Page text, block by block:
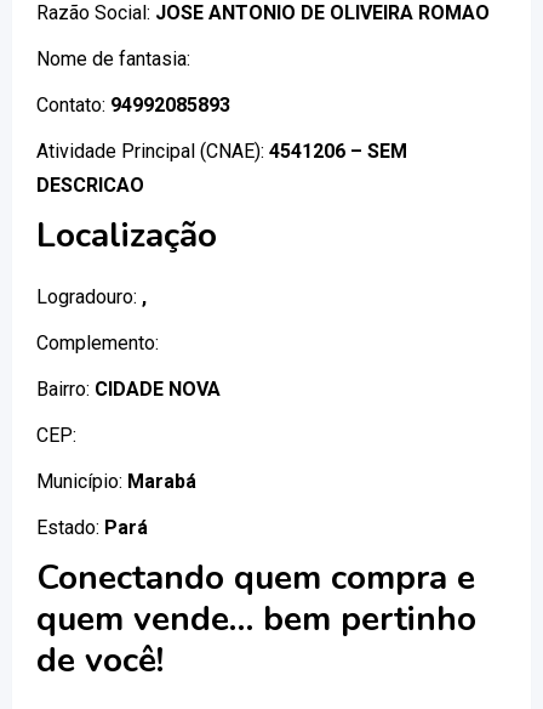
Razão Social: JOSE ANTONIO DE OLIVEIRA ROMAO
Nome de fantasia:
Contato: 94992085893
Atividade Principal (CNAE): 4541206 – SEM
DESCRICAO
Localização
Logradouro: ,
Complemento:
Bairro: CIDADE NOVA
CEP:
Município: Marabá
Estado: Pará
Conectando quem compra e
quem vende… bem pertinho
de você!